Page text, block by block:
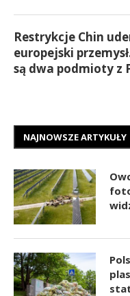
Restrykcje Chin
europejski
są dwa podmioty z
NAJNOWSZE ARTYKUŁY